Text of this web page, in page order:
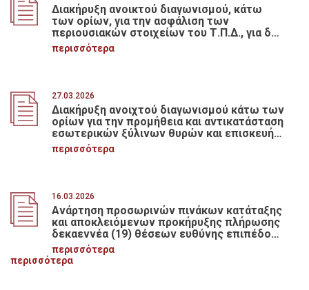
Διακήρυξη ανοικτού διαγωνισμού, κάτω
των ορίων, για την ασφάλιση των
περιουσιακών στοιχείων του Τ.Π.Δ., για δύο
έτη, με κριτήριο κατακύρωσης την πλέον
συμφέρουσα από οικονομική άποψη
συμπεριλαμβανομένων φόρου
ασφαλίστρων και δικαιωμάτων συμβολαίου
περισσότερα
27.03.2026
Διακήρυξη ανοιχτού διαγωνισμού κάτω των
ορίων για την προμήθεια και αντικατάσταση
εσωτερικών ξύλινων θυρών και επισκευή/
συντήρηση ξύλινων κουφωμάτων στο
κτήριο της Κεντρικής Υπηρεσίας του Τ.Π. &
περισσότερα
16.03.2026
Ανάρτηση προσωρινών πινάκων κατάταξης
και αποκλειόμενων προκήρυξης πλήρωσης
δεκαεννέα (19) θέσεων ευθύνης επιπέδου
Διεύθυνσης
περισσότερα
περισσότερα